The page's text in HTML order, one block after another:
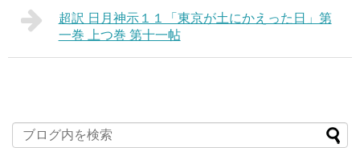
超訳 日月神示１１「東京が土にかえった日」第
一巻 上つ巻 第十一帖